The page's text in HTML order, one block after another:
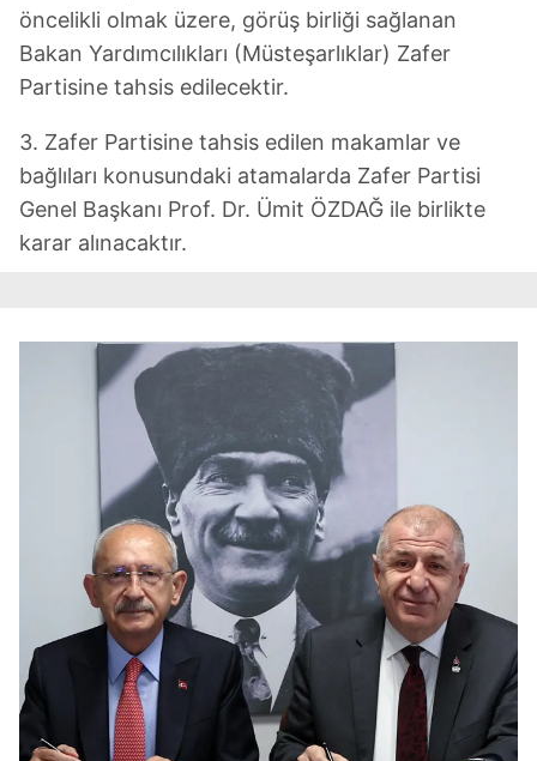
öncelikli olmak üzere, görüş birliği sağlanan
Bakan Yardımcılıkları (Müsteşarlıklar) Zafer
Partisine tahsis edilecektir.
3. Zafer Partisine tahsis edilen makamlar ve
bağlıları konusundaki atamalarda Zafer Partisi
Genel Başkanı Prof. Dr. Ümit ÖZDAĞ ile birlikte
karar alınacaktır.